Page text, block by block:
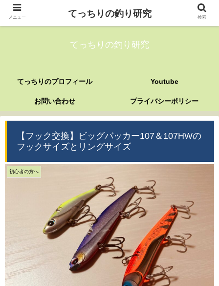
てっちりの釣り研究
てっちりのプロフィール Youtube
お問い合わせ プライバシーポリシー
【フック交換】ビッグバッカー107＆107HWの
フックサイズとリングサイズ
初心者の方へ
メニュー てっちりの釣り研究 検索